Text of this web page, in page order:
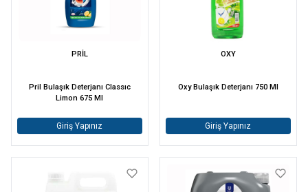
PRİL
Pril Bulaşık Deterjanı Classıc
Limon 675 Ml
Giriş Yapınız
OXY
Oxy Bulaşık Deterjanı 750 Ml
Giriş Yapınız